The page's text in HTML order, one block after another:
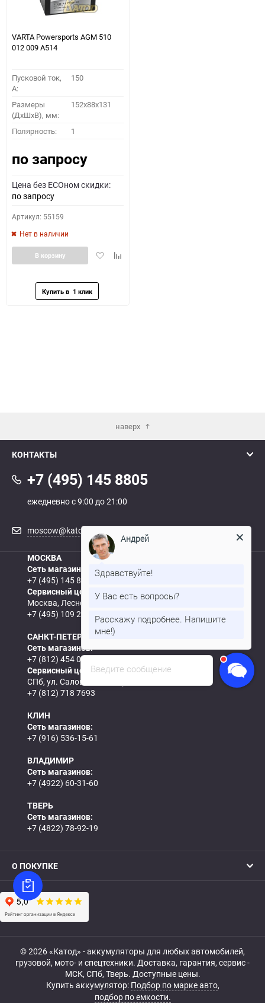
VARTA Powersports AGM 510
012 009 A514
Пусковой ток,
A:
150
Размеры
(ДхШхВ), мм:
152x88x131
Полярность: 1
по запросу
Цена без ECOном скидки:
по запросу
Артикул: 55159
Нет в наличии
ДобавитьДобавить
В корзину
наверх
КОНТАКТЫ
+7 (495) 145 8805
ежедневно с 9:00 до 21:00
moscow@katod.ru
МОСКВА
Сеть магазинов:
+7 (495) 145 8805
Сервисный центр:
Москва, Леснорядский пер., д. 18, с.2
+7 (495) 109 2883
САНКТ-ПЕТЕРБУРГ
Сеть магазинов:
+7 (812) 454 0844
Сервисный центр:
СПб, ул. Салова, д.57, корп.5
+7 (812) 718 7693
КЛИН
Сеть магазинов:
+7 (916) 536-15-61
ВЛАДИМИР
Сеть магазинов:
+7 (4922) 60-31-60
ТВЕРЬ
Сеть магазинов:
+7 (4822) 78-92-19
О ПОКУПКЕ
© 2026 «Катод» - аккумуляторы для любых автомобилей,
грузовой, мото- и спецтехники. Доставка, гарантия, сервис -
МСК, СПб, Тверь. Доступные цены.
Купить аккумулятор: Подбор по марке авто,
подбор по емкости.
Введите сообщение
Андрей
Здравствуйте!
У Вас есть вопросы?
Расскажу подробнее. Напишите
мне!)